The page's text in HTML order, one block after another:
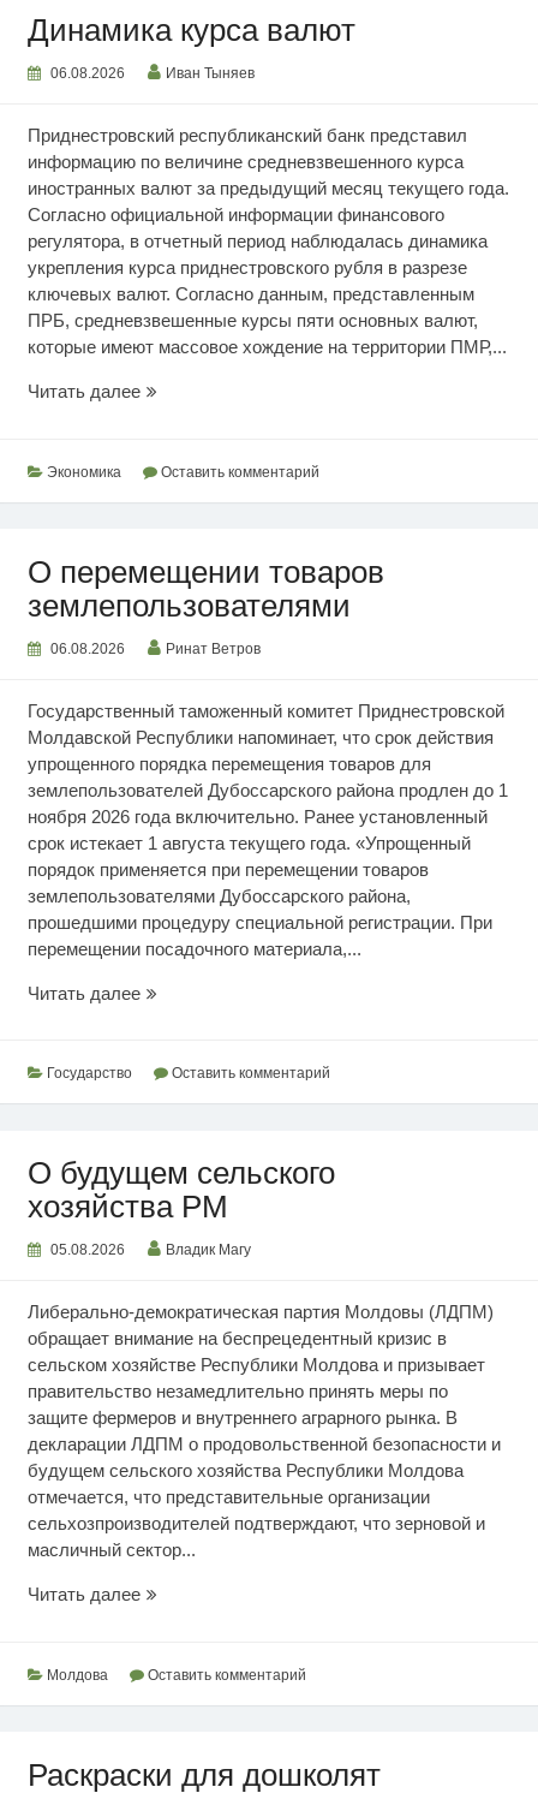
Динамика курса валют
06.08.2026 Иван Тыняев
Приднестровский республиканский банк представил
информацию по величине средневзвешенного курса
иностранных валют за предыдущий месяц текущего года.
Согласно официальной информации финансового
регулятора, в отчетный период наблюдалась динамика
укрепления курса приднестровского рубля в разрезе
ключевых валют. Согласно данным, представленным
ПРБ, средневзвешенные курсы пяти основных валют,
которые имеют массовое хождение на территории ПМР,...
Читать далееДинамика
Экономика Оставить комментарий
О перемещении товаров
землепользователями
06.08.2026 Ринат Ветров
Государственный таможенный комитет Приднестровской
Молдавской Республики напоминает, что срок действия
упрощенного порядка перемещения товаров для
землепользователей Дубоссарского района продлен до 1
ноября 2026 года включительно. Ранее установленный
срок истекает 1 августа текущего года. «Упрощенный
порядок применяется при перемещении товаров
землепользователями Дубоссарского района,
прошедшими процедуру специальной регистрации. При
перемещении посадочного материала,...
Читать далееО
землепользователями
Государство Оставить комментарий
О будущем сельского
хозяйства РМ
05.08.2026 Владик Магу
Либерально-демократическая партия Молдовы (ЛДПМ)
обращает внимание на беспрецедентный кризис в
сельском хозяйстве Республики Молдова и призывает
правительство незамедлительно принять меры по
защите фермеров и внутреннего аграрного рынка. В
декларации ЛДПМ о продовольственной безопасности и
будущем сельского хозяйства Республики Молдова
отмечается, что представительные организации
сельхозпроизводителей подтверждают, что зерновой и
масличный сектор...
Читать далееО
хозяйства
Молдова Оставить комментарий
Раскраски для дошколят